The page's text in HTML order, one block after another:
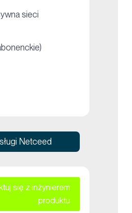
sieci
Netceed
się z inżynierem
produktu